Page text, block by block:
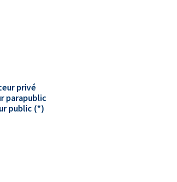
privé
parapublic
public (*)